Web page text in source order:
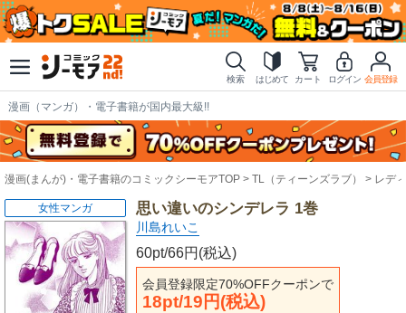
検索 はじめて カート ログイン 会員登録
漫画（マンガ）・電子書籍が国内最大級!!
漫画(まんが)・電子書籍のコミックシーモアTOP TL（ティーンズラブ） レデ
思い違いのシンデレラ 1巻
川島れいこ
60pt/66円(税込)
会員登録限定70%OFFクーポンで
18pt/19円(税込)
女性マンガ